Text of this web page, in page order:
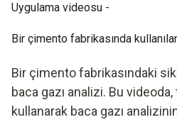
Uygulama videosu -
Bir çimento fabrikasında
Bir çimento fabrikasındaki
baca gazı analizi. Bu
kullanarak baca gazı analizinin